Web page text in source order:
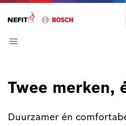
Twee merken,
Duurzamer én